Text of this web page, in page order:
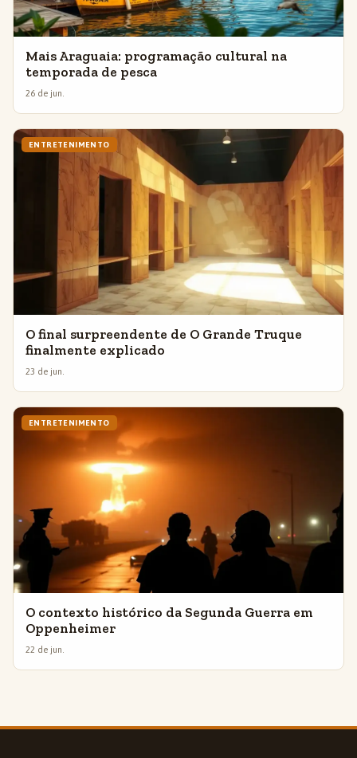
Mais Araguaia: programação cultural na
temporada de pesca
26 de jun.
ENTRETENIMENTO
O final surpreendente de O Grande Truque
finalmente explicado
23 de jun.
ENTRETENIMENTO
O contexto histórico da Segunda Guerra em
Oppenheimer
22 de jun.